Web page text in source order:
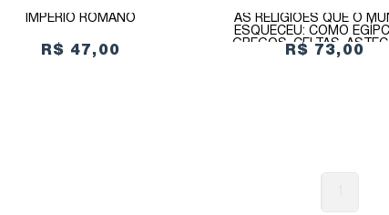
IMPÉRIO ROMANO
R$ 47,00
AS RELIGIÕES QUE O
ESQUECEU: COMO
GREGOS, CELTAS,
OUTROS POVOS
R$ 73,00